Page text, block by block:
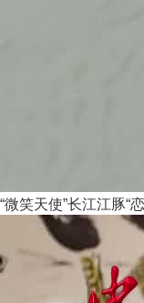
“微笑天使”长江江豚“